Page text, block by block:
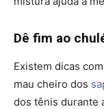
Dê fim ao
Existem dicas
mau cheiro dos
dos tênis durante